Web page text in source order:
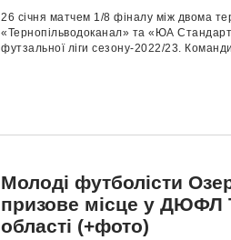
26 січня матчем 1/8 фіналу між двома
«Тернопільводоканал» та «ЮА
футзальної ліги сезону-2022/23.
Молоді футболісти
призове місце у ДЮФЛ
області (+фото)